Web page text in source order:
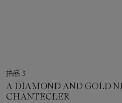
拍品 3
A DIAMOND AND GOLD
CHANTECLER